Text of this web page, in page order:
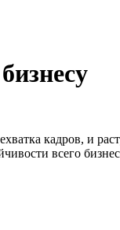
кадров, и
всего